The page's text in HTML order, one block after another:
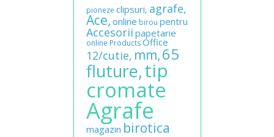
pioneze clipsuri, agrafe,
Ace, online birou pentru
Accesorii papetarie
online Products Office
12/cutie, mm,65
fluture,tip
cromate
Agrafe
magazin birotica